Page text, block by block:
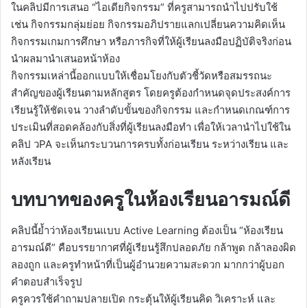
ในคลิปมีการเสนอ “ไอเดียกิจกรรม” ที่ครูสามารถนำไปปรับใช้
เช่น กิจกรรมกลุ่มย่อย กิจกรรมอภิปรายแลกเปลี่ยนความคิดเห็น
กิจกรรมเกมการศึกษา หรือภารกิจที่ให้ผู้เรียนลงมือปฏิบัติจริงก่อน
นำผลมานำเสนอหน้าห้อง
กิจกรรมเหล่านี้ออกแบบให้เชื่อมโยงกับตัวชี้วัดหรือสมรรถนะ
สำคัญของผู้เรียนตามหลักสูตร โดยครูต้องกำหนดจุดประสงค์การ
เรียนรู้ให้ชัดเจน วางลำดับขั้นของกิจกรรม และกำหนดเกณฑ์การ
ประเมินที่สอดคล้องกับสิ่งที่ผู้เรียนลงมือทำ เพื่อให้เวลานำไปใช้ใน
คลิป วPA จะเห็นกระบวนการครบทั้งก่อนเรียน ระหว่างเรียน และ
หลังเรียน
บทบาทของครูในห้องเรียนอารมณ์ดี
คลิปนี้ย้ำว่าห้องเรียนแบบ Active Learning ต้องเป็น “ห้องเรียน
อารมณ์ดี” คือบรรยากาศที่ผู้เรียนรู้สึกปลอดภัย กล้าพูด กล้าลองผิด
ลองถูก และครูทำหน้าที่เป็นผู้อำนวยความสะดวก มากกว่าผู้บอก
คำตอบสำเร็จรูป
ครูควรใช้คำถามปลายเปิด กระตุ้นให้ผู้เรียนคิด วิเคราะห์ และ